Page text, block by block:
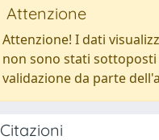
Attenzione
Attenzione! I dati
non sono stati sottoposti
validazione da parte
Citazioni